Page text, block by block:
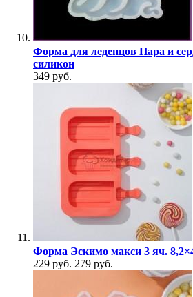
Форма для леденцов Пара и
силикон
349 руб.
Форма Эскимо макси 3 яч.
229 руб. 279 руб.